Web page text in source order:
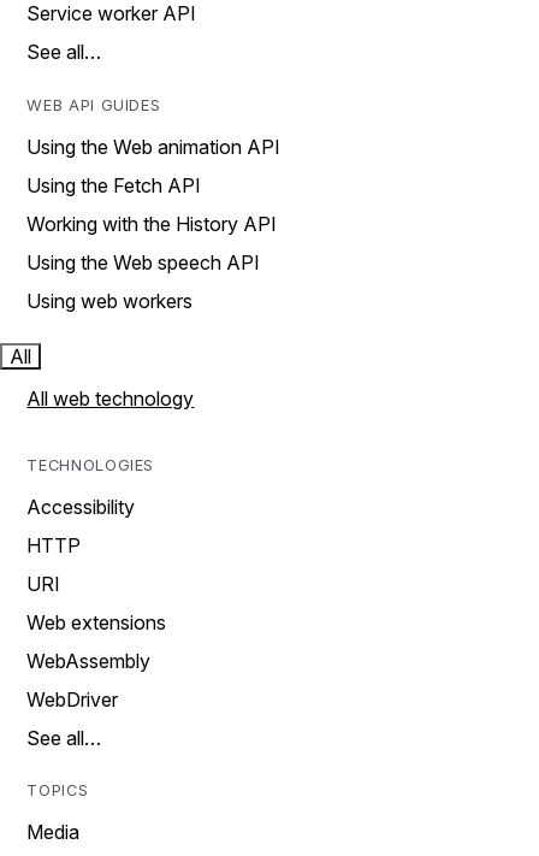
Service worker API
See all…
WEB API GUIDES
Using the Web animation API
Using the Fetch API
Working with the History API
Using the Web speech API
Using web workers
All
All web technology
TECHNOLOGIES
Accessibility
HTTP
URI
Web extensions
WebAssembly
WebDriver
See all…
TOPICS
Media